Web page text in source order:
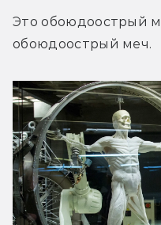
Это обоюдоострый
обоюдоострый меч.